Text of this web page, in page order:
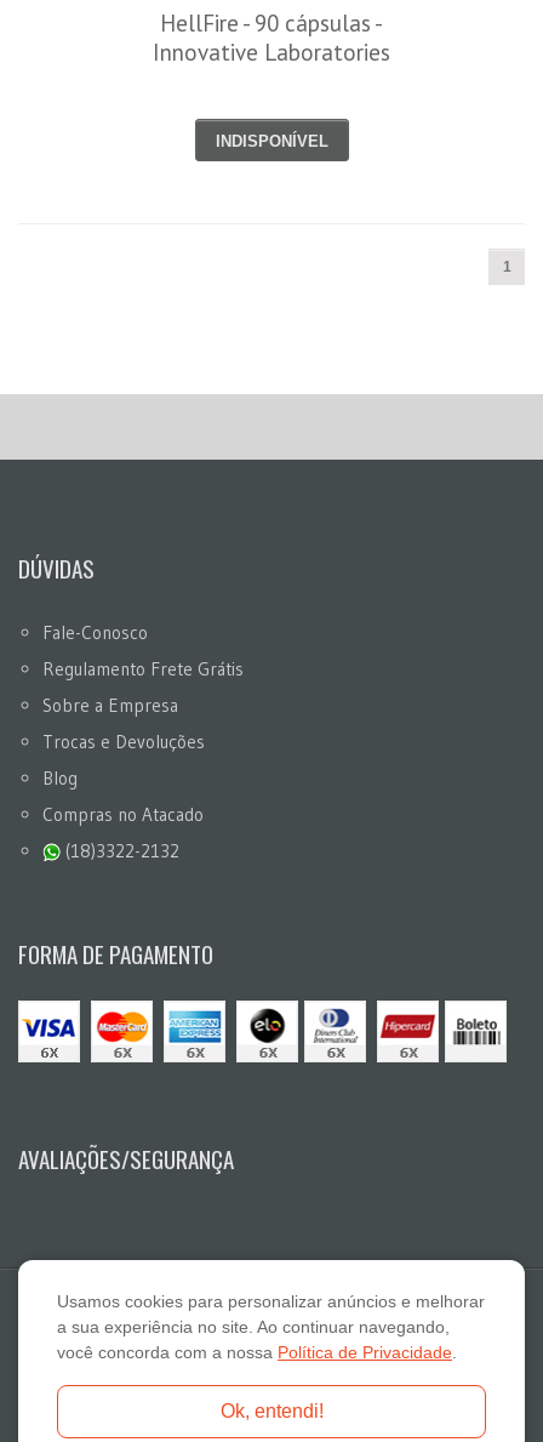
HellFire - 90 cápsulas -
Innovative Laboratories
INDISPONÍVEL
1
DÚVIDAS
Fale-Conosco
Regulamento Frete Grátis
Sobre a Empresa
Trocas e Devoluções
Blog
Compras no Atacado
(18)3322-2132
FORMA DE PAGAMENTO
AVALIAÇÕES/SEGURANÇA
E A Lazaro Suplementos Alimentares ME - CNPJ: 19.789.048/0001-59
Fone: 18-3322 2132 - E-mail: atendimento@otimanutri.com.br
Usamos cookies para personalizar anúncios e melhorar
a sua experiência no site. Ao continuar navegando,
você concorda com a nossa Política de Privacidade
Ok, entendi!